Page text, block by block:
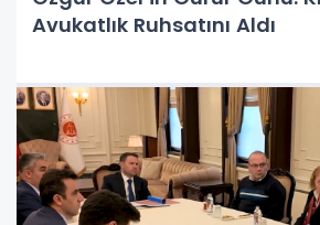
Avukatlık Ruhsatını Aldı